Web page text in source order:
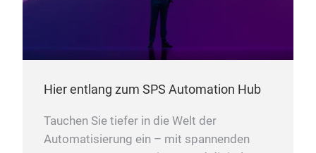
Hier entlang zum SPS Automation Hub
Tauchen Sie tiefer in die Welt der
Automatisierung ein – mit spannenden